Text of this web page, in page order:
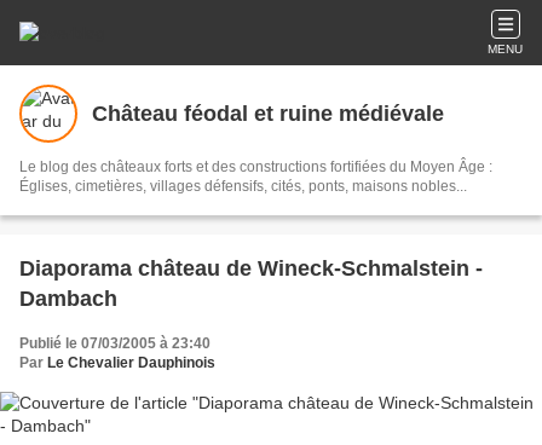
MENU
Château féodal et ruine médiévale
Le blog des châteaux forts et des constructions fortifiées du Moyen Âge :
Églises, cimetières, villages défensifs, cités, ponts, maisons nobles...
Diaporama château de Wineck-Schmalstein -
Dambach
Publié le 07/03/2005 à 23:40
Par Le Chevalier Dauphinois